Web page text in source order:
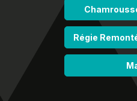
Régie